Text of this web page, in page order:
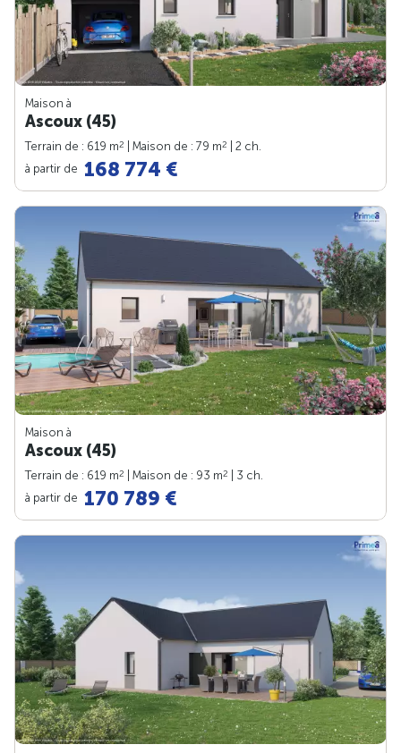
Maison à
Ascoux (45)
Terrain de : 619 m2 | Maison de : 79 m2
| 2 ch.
à partir de 168 774 €
Maison à
Ascoux (45)
Terrain de : 619 m2 | Maison de : 93 m2
| 3 ch.
à partir de 170 789 €